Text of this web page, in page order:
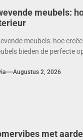
meubels:
meubels: hoe
bieden de perfecte
Augustus 2, 2026
met